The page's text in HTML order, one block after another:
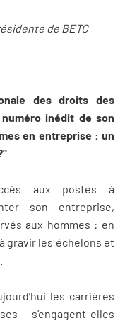
de BETC
des droits des
inédit de son
en entreprise : un
aux postes à
son entreprise,
aux hommes : en
gravir les échelons et
les carrières
s’engagent-elles